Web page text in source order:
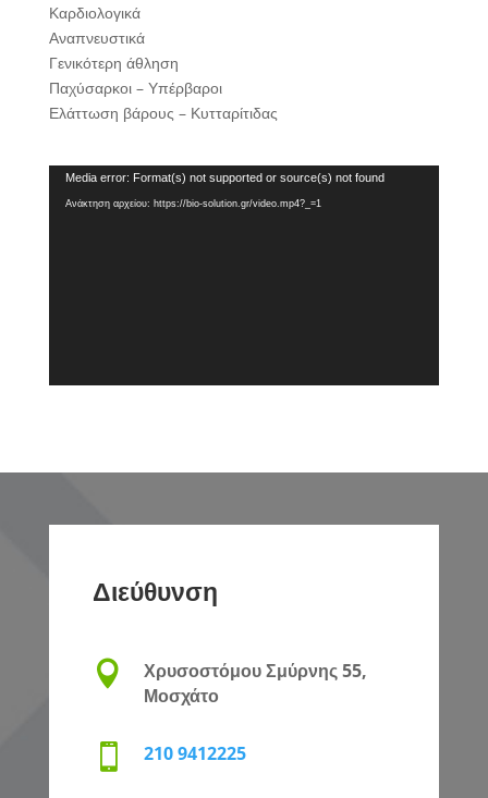
Καρδιολογικά
Αναπνευστικά
Γενικότερη άθληση
Παχύσαρκοι – Υπέρβαροι
Ελάττωση βάρους – Κυτταρίτιδας
Πρόγραμμα
Αναπαραγωγής
Media error: Format(s) not supported or source(s) not found
Ανάκτηση αρχείου: https://bio-solution.gr/video.mp4?_=1
Διεύθυνση

Χρυσοστόμου Σμύρνης 55,
Μοσχάτο
 210 9412225